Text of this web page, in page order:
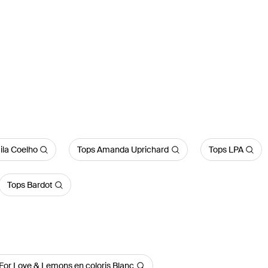
Coelho Tops Amanda Uprichard Tops LPA
Tops Bardot
Love & Lemons en coloris Blanc